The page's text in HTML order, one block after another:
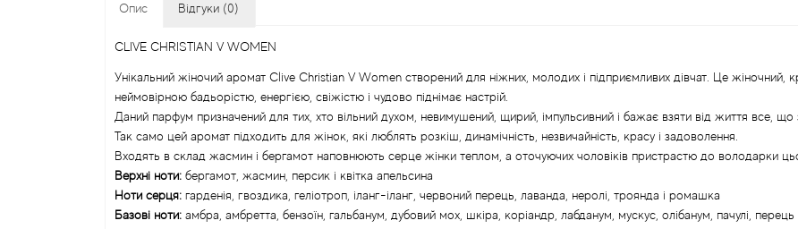
Опис Відгуки (0)
CLIVE CHRISTIAN V WOMEN
Унікальний жіночий аромат Clive Christian V Women створений для ніжних, молодих і підприємливих дівчат. Це
неймовірною бадьорістю, енергією, свіжістю і чудово піднімає настрій.
Даний парфум призначений для тих, хто вільний духом, невимушений, щирий, імпульсивний і бажає взяти від життя все,
Так само цей аромат підходить для жінок, які люблять розкіш, динамічність, незвичайність, красу і задоволення.
Входять в склад жасмин і бергамот наповнюють серце жінки теплом, а оточуючих чоловіків пристрастю до володарки
Верхні ноти: бергамот, жасмин, персик і квітка апельсина
Ноти серця: гарденія, гвоздика, геліотроп, іланг-іланг, червоний перець, лаванда, неролі, троянда і ромашка
Базові ноти: амбра, амбретта, бензоїн, гальбанум, дубовий мох, шкіра, коріандр, лабданум, мускус, олібанум, пачулі, перець